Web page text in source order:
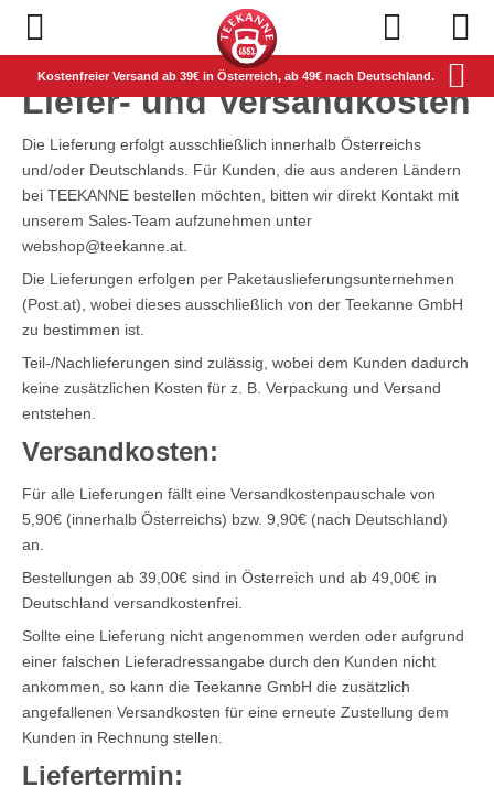
Navigation öffnen
Kostenfreier Versand ab 39€ in Österreich, ab 49€ nach Deutschland.
Liefer- und Versandkosten
Die Lieferung erfolgt ausschließlich innerhalb Österreichs
und/oder Deutschlands. Für Kunden, die aus anderen Ländern
bei TEEKANNE bestellen möchten, bitten wir direkt Kontakt mit
unserem Sales-Team aufzunehmen unter
webshop@teekanne.at.
Die Lieferungen erfolgen per Paketauslieferungsunternehmen
(Post.at), wobei dieses ausschließlich von der Teekanne GmbH
zu bestimmen ist.
Teil-/Nachlieferungen sind zulässig, wobei dem Kunden dadurch
keine zusätzlichen Kosten für z. B. Verpackung und Versand
entstehen.
Versandkosten:
Für alle Lieferungen fällt eine Versandkostenpauschale von
5,90€ (innerhalb Österreichs) bzw. 9,90€ (nach Deutschland)
an.
Bestellungen ab 39,00€ sind in Österreich und ab 49,00€ in
Deutschland versandkostenfrei.
Sollte eine Lieferung nicht angenommen werden oder aufgrund
einer falschen Lieferadressangabe durch den Kunden nicht
ankommen, so kann die Teekanne GmbH die zusätzlich
angefallenen Versandkosten für eine erneute Zustellung dem
Kunden in Rechnung stellen.
Liefertermin: